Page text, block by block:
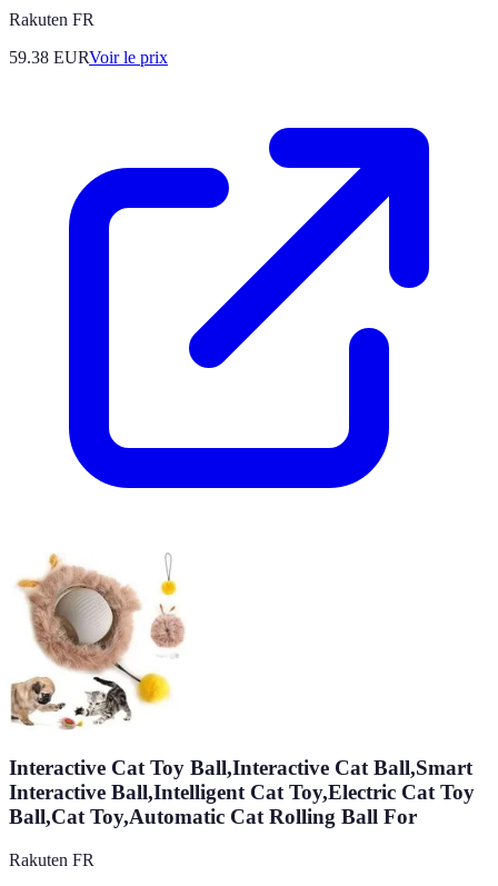
Rakuten FR
59.38 EURVoir le prix
Interactive Cat Toy Ball,Interactive Cat Ball,Smart
Interactive Ball,Intelligent Cat Toy,Electric Cat Toy
Ball,Cat Toy,Automatic Cat Rolling Ball For
Rakuten FR